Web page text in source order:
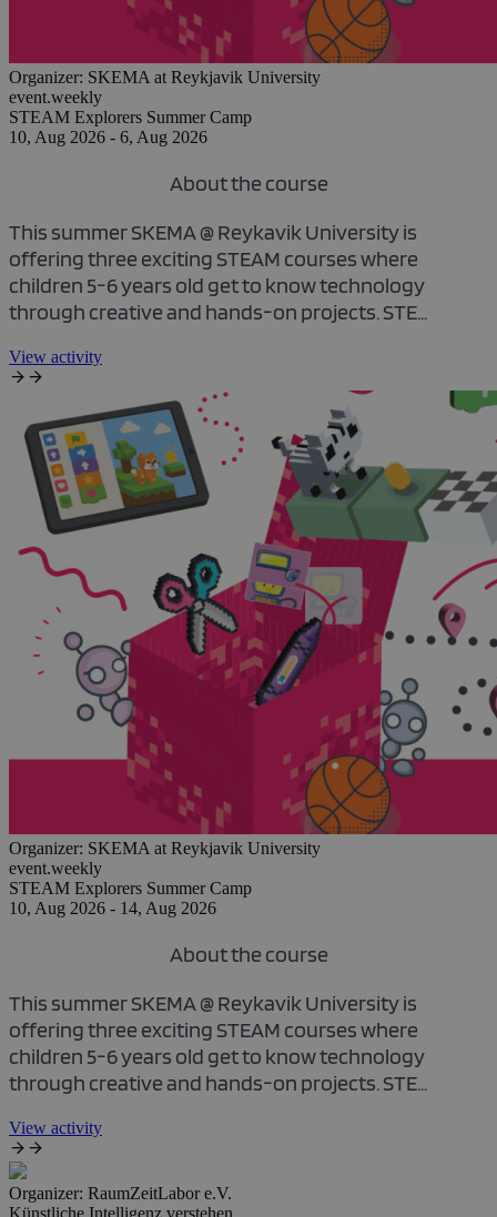
Organizer: SKEMA at Reykjavik University
event.weekly
STEAM Explorers Summer Camp
10, Aug 2026 - 6, Aug 2026
About the course
This summer SKEMA @ Reykavik University is
offering three exciting STEAM courses where
children 5-6 years old get to know technology
through creative and hands-on projects. STE...
View activity
Organizer: SKEMA at Reykjavik University
event.weekly
STEAM Explorers Summer Camp
10, Aug 2026 - 14, Aug 2026
About the course
This summer SKEMA @ Reykavik University is
offering three exciting STEAM courses where
children 5-6 years old get to know technology
through creative and hands-on projects. STE...
View activity
Organizer: RaumZeitLabor e.V.
Künstliche Intelligenz verstehen